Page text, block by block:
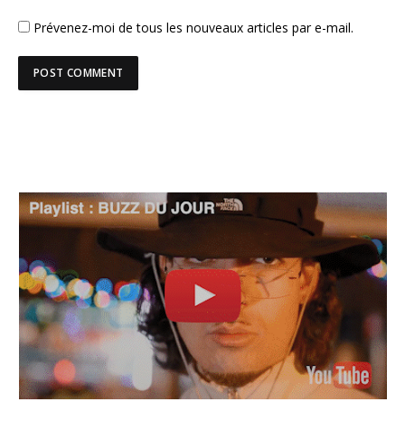
Prévenez-moi de tous les nouveaux articles par e-mail.